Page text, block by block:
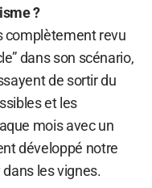
?
complètement revu
dans son scénario,
de sortir du
et les
mois avec un
développé notre
dans les vignes.